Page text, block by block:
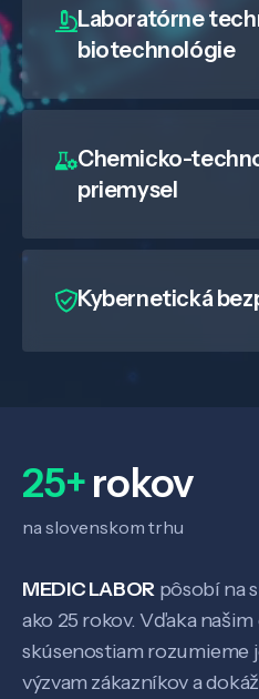
Laboratórne
biotechnológie
Chemicko-
priemysel
Kybernetická
25+rokov
na slovenskom trhu
MEDIC LABOR pôsobí na
ako 25 rokov. Vďaka
skúsenostiam rozumieme
výzvam zákazníkov a